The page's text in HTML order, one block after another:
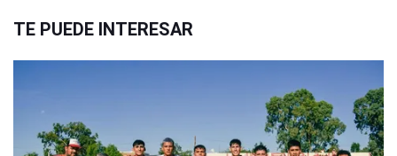
TE PUEDE INTERESAR